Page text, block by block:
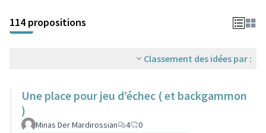
114 propositions
Classement des idées par :
Une place pour jeu d’échec ( et backgammon
)
Minas Der Mardirossian 4
0